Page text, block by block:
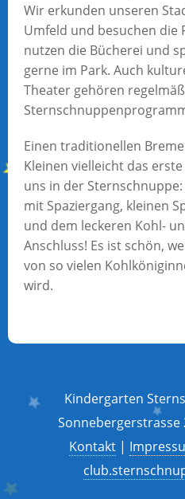
Wir erkunden unseren
Umfeld und besuchen die
nutzen die Bücherei und
gerne im Park. Auch
Theater gehören
Einen traditionellen
Kleinen vielleicht das
uns in der
mit Spaziergang, kleinen
und dem leckeren Kohl-
Anschluss! Es ist schön,
von so vielen
wird.
Kindergarten
Sonnebergerstrasse
Kontakt |